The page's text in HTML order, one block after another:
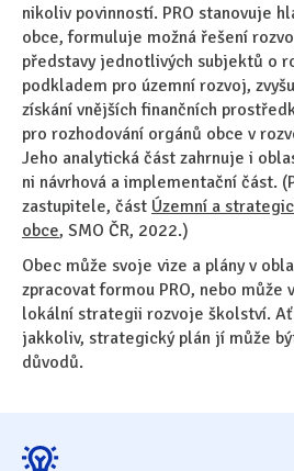
nikoliv povinností. PRO stanovuje
obce, formuluje možná řešení
představy jednotlivých subjektů o
podkladem pro územní rozvoj,
získání vnějších finančních
pro rozhodování orgánů obce v
Jeho analytická část zahrnuje i
ni návrhová a implementační část.
zastupitele, část Územní a
obce, SMO ČR, 2022.)
Obec může svoje vize a plány v
zpracovat formou PRO, nebo může
lokální strategii rozvoje školství. Ať
jakkoliv, strategický plán jí může být
důvodů.